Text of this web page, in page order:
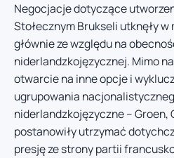
Negocjacje dotyczące
Stołecznym Brukseli utknęły
głównie ze względu na
niderlandzkojęzycznej. Mimo
otwarcie na inne opcje i
ugrupowania
niderlandzkojęzyczne – Groen,
postanowiły utrzymać
presję ze strony partii